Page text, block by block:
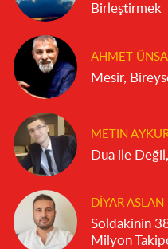
Birleştirmek
AHMET ÜNSAL
Mesir,
METIN
Dua ile
DIYAR ASLAN
Soldakinin
Milyon